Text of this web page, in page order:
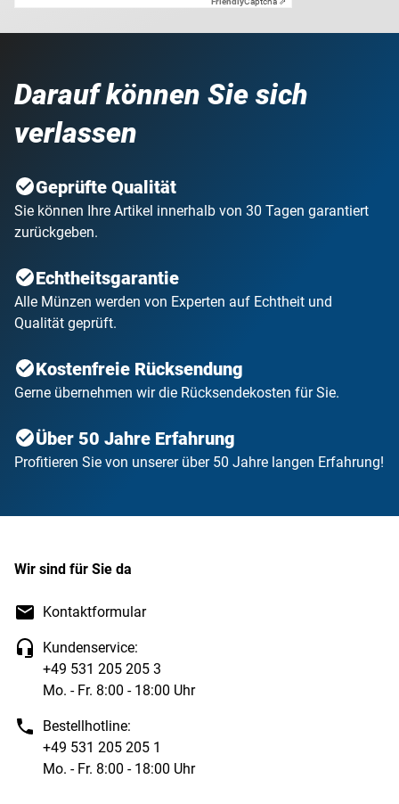
Darauf können Sie sich
verlassen
Geprüfte Qualität
Sie können Ihre Artikel innerhalb von 30 Tagen garantiert
zurückgeben.
Echtheitsgarantie
Alle Münzen werden von Experten auf Echtheit und
Qualität geprüft.
Kostenfreie Rücksendung
Gerne übernehmen wir die Rücksendekosten für Sie.
Über 50 Jahre Erfahrung
Profitieren Sie von unserer über 50 Jahre langen Erfahrung!
Wir sind für Sie da
Kontaktformular
Kundenservice:
+49 531 205 205 3
Mo. - Fr. 8:00 - 18:00 Uhr
Bestellhotline:
+49 531 205 205 1
Mo. - Fr. 8:00 - 18:00 Uhr